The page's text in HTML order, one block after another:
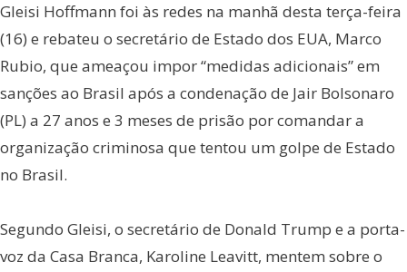
Gleisi Hoffmann foi às redes na manhã desta terça-feira
(16) e rebateu o secretário de Estado dos EUA, Marco
Rubio, que ameaçou impor “medidas adicionais” em
sanções ao Brasil após a condenação de Jair Bolsonaro
(PL) a 27 anos e 3 meses de prisão por comandar a
organização criminosa que tentou um golpe de Estado
no Brasil.
Segundo Gleisi, o secretário de Donald Trump e a porta-
voz da Casa Branca, Karoline Leavitt, mentem sobre o